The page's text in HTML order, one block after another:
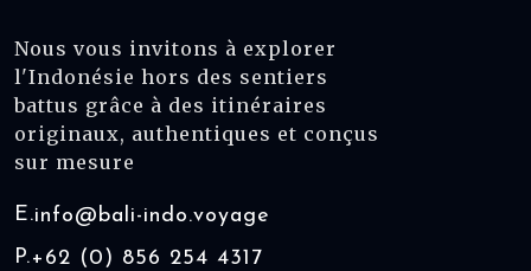
Nous vous invitons à explorer
l'Indonésie hors des sentiers
battus grâce à des itinéraires
originaux, authentiques et conçus
sur mesure
E.info@bali-indo.voyage
P.+62 (0) 856 254 4317